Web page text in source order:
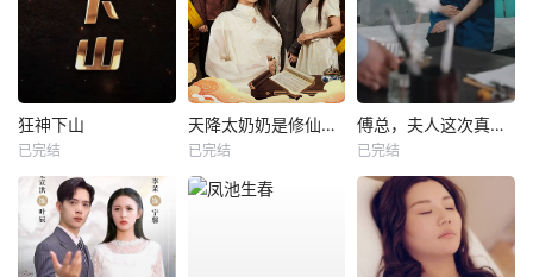
狂神下山
已完结
天降太奶奶是修仙老祖
已完结
傅总，夫人这次真的死了
已完结